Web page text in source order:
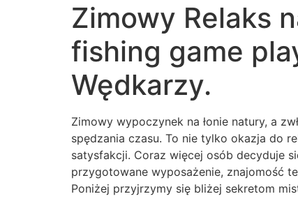
Zimowy Relaks
fishing game
Wędkarzy.
Zimowy wypoczynek na łonie natury, a
spędzania czasu. To nie tylko okazja do
satysfakcji. Coraz więcej osób decyduje
przygotowane wyposażenie, znajomość
Poniżej przyjrzymy się bliżej sekretom